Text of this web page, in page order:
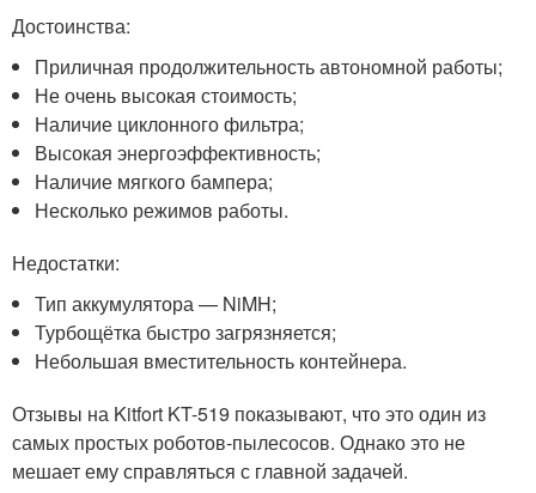
Достоинства:
Приличная продолжительность автономной работы;
Не очень высокая стоимость;
Наличие циклонного фильтра;
Высокая энергоэффективность;
Наличие мягкого бампера;
Несколько режимов работы.
Недостатки:
Тип аккумулятора — NiMH;
Турбощётка быстро загрязняется;
Небольшая вместительность контейнера.
Отзывы на Kitfort KT-519 показывают, что это один из
самых простых роботов-пылесосов. Однако это не
мешает ему справляться с главной задачей.